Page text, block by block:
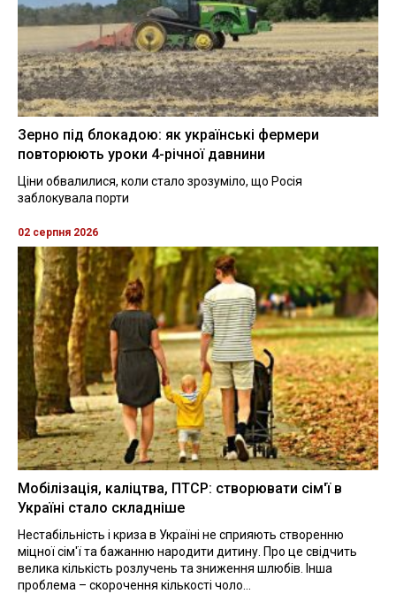
Зерно під блокадою: як українські фермери
повторюють уроки 4-річної давнини
Ціни обвалилися, коли стало зрозуміло, що Росія
заблокувала порти
02 серпня 2026
Мобілізація, каліцтва, ПТСР: створювати сім'ї в
Україні стало складніше
Нестабільність і криза в Україні не сприяють створенню
міцної сім'ї та бажанню народити дитину. Про це свідчить
велика кількість розлучень та зниження шлюбів. Інша
проблема – скорочення кількості чоло...